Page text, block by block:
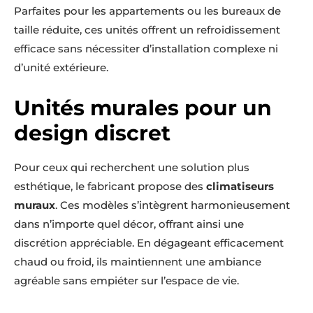
Parfaites pour les appartements ou les bureaux de
taille réduite, ces unités offrent un refroidissement
efficace sans nécessiter d’installation complexe ni
d’unité extérieure.
Unités murales pour un
design discret
Pour ceux qui recherchent une solution plus
esthétique, le fabricant propose des climatiseurs
muraux. Ces modèles s’intègrent harmonieusement
dans n’importe quel décor, offrant ainsi une
discrétion appréciable. En dégageant efficacement
chaud ou froid, ils maintiennent une ambiance
agréable sans empiéter sur l’espace de vie.